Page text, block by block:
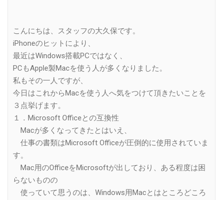
こんにちは、スタッフの大久保です。
iPhoneのヒットにより、
最近はWindows搭載PCではなく、
PCもApple製Macを使う人が多くなりました。
私もその一人ですが、
今日はこれからMacを使う人へ気をつけて頂きたいことを
３点挙げます。
１．Microsoft Officeとの互換性
Macが多くなってきたとはいえ、
仕事の書類はMicrosoft Officeが圧倒的に使用されていま
す。
Mac用のOfficeをMicrosoftが出しており、ある程度は困
らないものの
使っていて思うのは、Windows用Macとはところどころ